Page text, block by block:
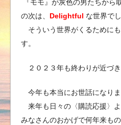
『モモ』が灰色の男たちから
の次は、 Delightful な世界でし
そういう世界がくるために
す。
２０２３年も終わりが近づき
今年も本当にお世話になりま
来年も日々の〈購読応援〉よ
みなさんのおかげで何年来も